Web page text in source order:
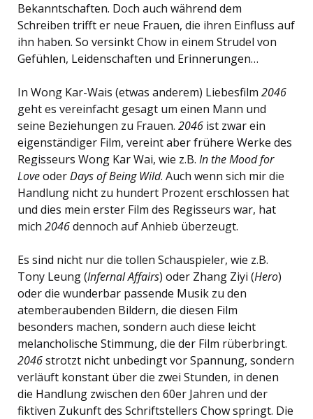
Bekanntschaften. Doch auch während dem
Schreiben trifft er neue Frauen, die ihren Einfluss auf
ihn haben. So versinkt Chow in einem Strudel von
Gefühlen, Leidenschaften und Erinnerungen…
In Wong Kar-Wais (etwas anderem) Liebesfilm 2046
geht es vereinfacht gesagt um einen Mann und
seine Beziehungen zu Frauen. 2046 ist zwar ein
eigenständiger Film, vereint aber frühere Werke des
Regisseurs Wong Kar Wai, wie z.B. In the Mood for
LoveoderDays of Being Wild. Auch wenn sich mir die
Handlung nicht zu hundert Prozent erschlossen hat
und dies mein erster Film des Regisseurs war, hat
mich 2046dennoch auf Anhieb überzeugt.
Es sind nicht nur die tollen Schauspieler, wie z.B.
Tony Leung (Infernal Affairs) oder Zhang Ziyi (Hero)
oder die wunderbar passende Musik zu den
atemberaubenden Bildern, die diesen Film
besonders machen, sondern auch diese leicht
melancholische Stimmung, die der Film rüberbringt.
2046strotzt nicht unbedingt vor Spannung, sondern
verläuft konstant über die zwei Stunden, in denen
die Handlung zwischen den 60er Jahren und der
fiktiven Zukunft des Schriftstellers Chow springt. Die